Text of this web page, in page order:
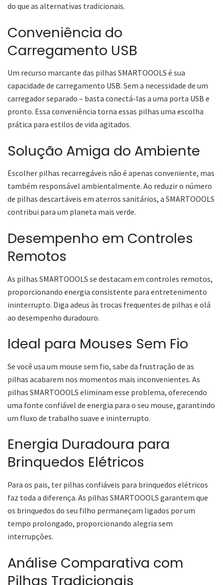
do que as alternativas tradicionais.
Conveniência do
Carregamento USB
Um recurso marcante das pilhas SMARTOOOLS é sua
capacidade de carregamento USB. Sem a necessidade de um
carregador separado – basta conectá-las a uma porta USB e
pronto. Essa conveniência torna essas pilhas uma escolha
prática para estilos de vida agitados.
Solução Amiga do Ambiente
Escolher pilhas recarregáveis não é apenas conveniente, mas
também responsável ambientalmente. Ao reduzir o número
de pilhas descartáveis em aterros sanitários, a SMARTOOOLS
contribui para um planeta mais verde.
Desempenho em Controles
Remotos
As pilhas SMARTOOOLS se destacam em controles remotos,
proporcionando energia consistente para entretenimento
ininterrupto. Diga adeus às trocas frequentes de pilhas e olá
ao desempenho duradouro.
Ideal para Mouses Sem Fio
Se você usa um mouse sem fio, sabe da frustração de as
pilhas acabarem nos momentos mais inconvenientes. As
pilhas SMARTOOOLS eliminam esse problema, oferecendo
uma fonte confiável de energia para o seu mouse, garantindo
um fluxo de trabalho suave e ininterrupto.
Energia Duradoura para
Brinquedos Elétricos
Para os pais, ter pilhas confiáveis para brinquedos elétricos
faz toda a diferença. As pilhas SMARTOOOLS garantem que
os brinquedos do seu filho permaneçam ligados por um
tempo prolongado, proporcionando alegria sem
interrupções.
Análise Comparativa com
Pilhas Tradicionais